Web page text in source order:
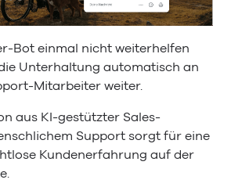
Bot einmal nicht weiterhelfen
Unterhaltung automatisch an
Mitarbeiter weiter.
aus KI-gestützter Sales-
Support sorgt für eine
Kundenerfahrung auf der